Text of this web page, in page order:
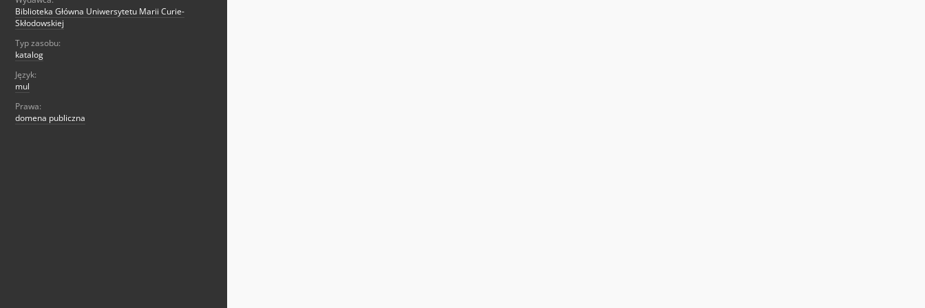
Biblioteka Główna Uniwersytetu Marii Curie-
Skłodowskiej
Typ zasobu:
katalog
Język:
mul
Prawa:
domena publiczna